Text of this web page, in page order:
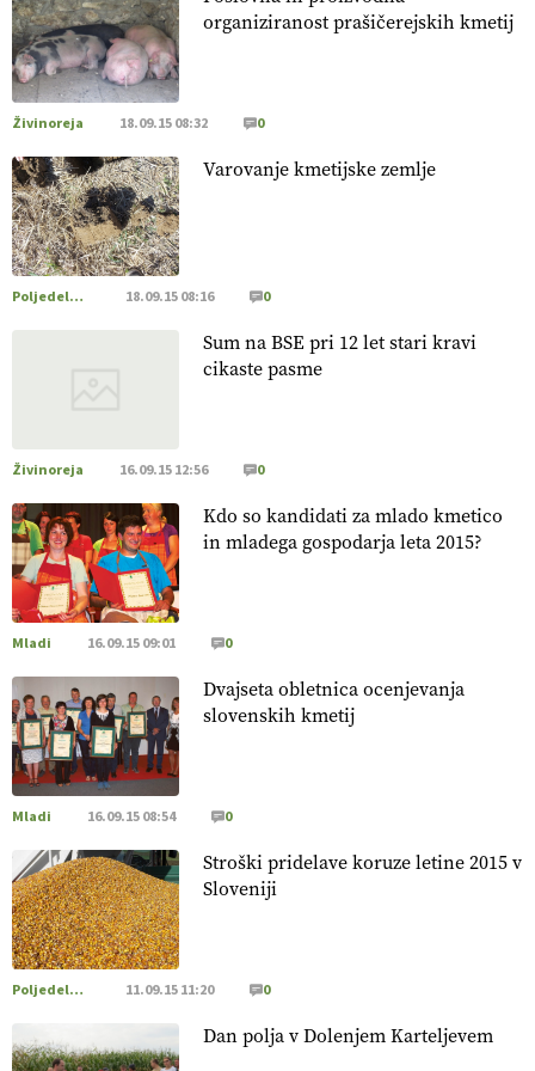
[EKOloško = LOGIČNO
ključna kmetijstvo
https://t.co/YvDmY3UNng @EUAgri #IMCAP #CAP
21.07.2026
[EKOloško = LOGIČNO
naravno peneče vino, tudi v Sloveniji.
https://t.co/9fpqD3fCrE @EUAgri #IMCAP #CAP
20.07.2026
pridelava z mislijo na naravo.
@EUAgri #IMCAP #CAP https://t.co/Bf31lnQSIb
15.07.2026
[EKOloško = LOGIČNO
in vlaga.
VEČ
https://t.co/qmMX2yevum @EUAgri #IMCAP
#CAP https://t.co/dDwsipE645
[EKOloško = LOGIČNO ] Mulčer
– naravna pot do zdravih
tal
. VEČ
https://t.co/J7RkeaYpYu @EUAgri #IMCAP #CAP
https://t.co/RVG0FzcQN6
[EKOloško = LOGIČNO
] Zdravje rastlin je ključno za
prehransko varnost,
okolje in kakovost življenja. VEČ
https://t.co/K0USFPJ5fJ @EUAgri #IMCAP #CAP
https://t.co/vcHhoOixHy
[EKOloško = LOGIČNO
Danes ni pomembna le količina
organiziranost prašičerejskih kmetij
Živinoreja 18.09.15 08:32 0
Varovanje kmetijske zemlje
Poljedelstvo 18.09.15 08:16 0
Sum na BSE pri 12 let stari kravi
cikaste pasme
Živinoreja 16.09.15 12:56 0
Kdo so kandidati za mlado kmetico
in mladega gospodarja leta 2015?
Mladi 16.09.15 09:01 0
Dvajseta obletnica ocenjevanja
slovenskih kmetij
Mladi 16.09.15 08:54 0
Stroški pridelave koruze letine 2015 v
Sloveniji
Poljedelstvo 11.09.15 11:20 0
Dan polja v Dolenjem Karteljevem